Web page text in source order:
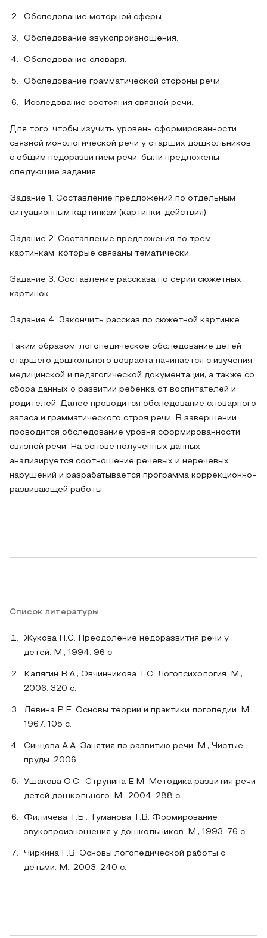
Обследование моторной сферы.
Обследование звукопроизношения.
Обследование словаря.
Обследование грамматической стороны речи.
Исследование состояния связной речи.
Для того, чтобы изучить уровень сформированности
связной монологической речи у старших дошкольников
с общим недоразвитием речи, были предложены
следующие задания:
Задание 1. Составление предложений по отдельным
ситуационным картинкам (картинки-действия).
Задание 2. Составление предложения по трем
картинкам, которые связаны тематически.
Задание 3. Составление рассказа по серии сюжетных
картинок.
Задание 4. Закончить рассказ по сюжетной картинке.
Таким образом, логопедическое обследование детей
старшего дошкольного возраста начинается с изучения
медицинской и педагогической документации, а также со
сбора данных о развитии ребенка от воспитателей и
родителей. Далее проводится обследование словарного
запаса и грамматического строя речи. В завершении
проводится обследование уровня сформированности
связной речи. На основе полученных данных
анализируется соотношение речевых и неречевых
нарушений и разрабатывается программа коррекционно-
развивающей работы.
Список литературы
Жукова Н.С. Преодоление недоразвития речи у
детей. М., 1994. 96 с.
Калягин В.А., Овчинникова Т.С. Логопсихология. М.,
2006. 320 с.
Левина Р.Е. Основы теории и практики логопедии. М.,
1967. 105 с.
Синцова А.А. Занятия по развитию речи. М., Чистые
пруды. 2006.
Ушакова О.С., Струнина Е.М. Методика развития речи
детей дошкольного. М., 2004. 288 с.
Филичева Т.Б., Туманова Т.В. Формирование
звукопроизношения у дошкольников. М., 1993. 76 с.
Чиркина Г.В. Основы логопедической работы с
детьми. М., 2003. 240 с.